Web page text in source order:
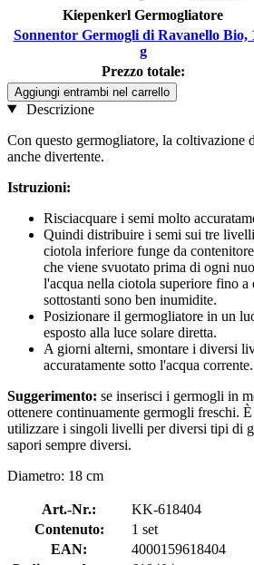
Kiepenkerl Germogliatore
Sonnentor Germogli di Ravanello Bio,
g
Prezzo totale:
Aggiungi entrambi nel carrello
Descrizione
Con questo germogliatore, la coltivazione
anche divertente.
Istruzioni:
Risciacquare i semi molto
Quindi distribuire i semi sui tre
ciotola inferiore funge da
che viene svuotato prima di ogni
l'acqua nella ciotola superiore fino a
sottostanti sono ben inumidite.
Posizionare il germogliatore in un
esposto alla luce solare diretta.
A giorni alterni, smontare i diversi
accuratamente sotto l'acqua corrente.
Suggerimento: se inserisci i germogli in
ottenere continuamente germogli freschi.
utilizzare i singoli livelli per diversi tipi di
sapori sempre diversi.
Diametro: 18 cm
Art.-Nr.:
KK-618404
Contenuto:
1 set
EAN:
4000159618404